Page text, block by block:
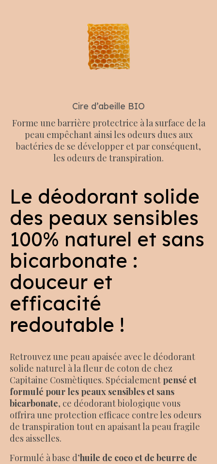
Cire d’abeille BIO
Forme une barrière protectrice à la surface de la
peau empêchant ainsi les odeurs dues aux
bactéries de se développer et par conséquent,
les odeurs de transpiration.
Le déodorant solide
des peaux sensibles
100% naturel et sans
bicarbonate :
douceur et
efficacité
redoutable !
Retrouvez une peau apaisée avec le déodorant
solide naturel à la fleur de coton de chez
Capitaine Cosmètiques. Spécialement pensé et
formulé pour les peaux sensibles et sans
bicarbonate, ce déodorant biologique vous
offrira une protection efficace contre les odeurs
de transpiration tout en apaisant la peau fragile
des aisselles.
Formulé à base d’huile de coco et de beurre de